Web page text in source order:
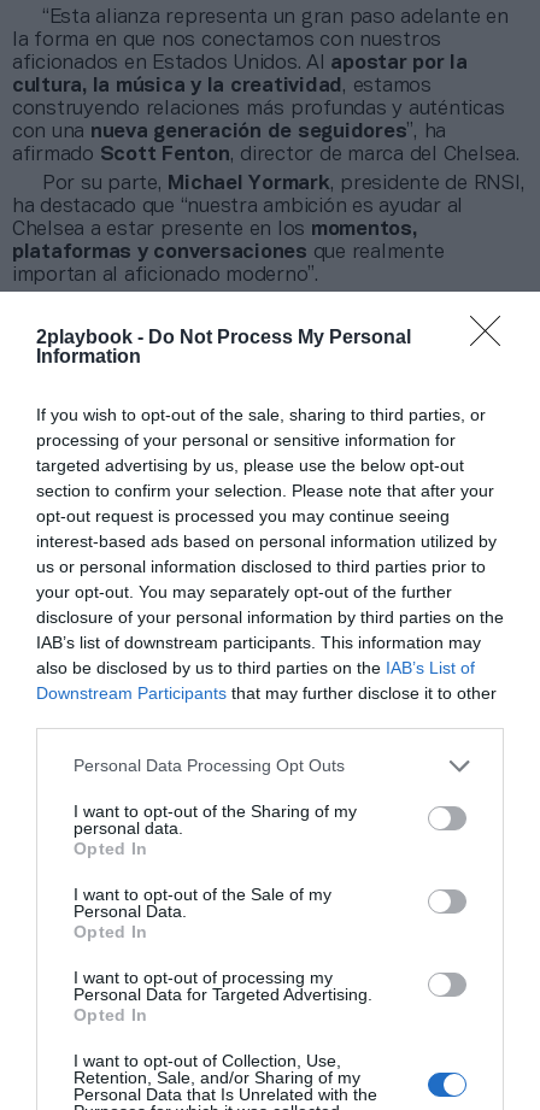
2playbook - Do Not Process My Personal
Information
If you wish to opt-out of the sale, sharing to third parties, or
processing of your personal or sensitive information for
targeted advertising by us, please use the below opt-out
section to confirm your selection. Please note that after your
opt-out request is processed you may continue seeing
interest-based ads based on personal information utilized by
us or personal information disclosed to third parties prior to
your opt-out. You may separately opt-out of the further
disclosure of your personal information by third parties on the
IAB’s list of downstream participants. This information may
also be disclosed by us to third parties on the IAB’s List of
Downstream Participants that may further disclose it to other
Personal Data Processing Opt Outs
I want to opt-out of the Sharing of my
personal data.
Opted In
I want to opt-out of the Sale of my
Personal Data.
Opted In
I want to opt-out of processing my
Personal Data for Targeted Advertising.
Opted In
I want to opt-out of Collection, Use,
Retention, Sale, and/or Sharing of my
Personal Data that Is Unrelated with the
Chelsea FC
“Esta alianza representa un gran paso adelante en
la forma en que nos conectamos con nuestros
aficionados en Estados Unidos. Al
apostar por la
cultura, la música y la creatividad , estamos
construyendo relaciones más profundas y auténticas
con una nueva generación de seguidores”, ha
afirmado Scott Fenton, director de marca del Chelsea.
Por su parte, Michael Yormark, presidente de RNSI,
ha destacado que “nuestra ambición es ayudar al
Chelsea a estar presente en los momentos,
plataformas y conversaciones que realmente
importan al aficionado moderno”.
¡Suscríbete a nuestro newsletter mensual de
mensual especializado en patrocinio. En él tomamos el
pulso al sector abordando el tema que ha marcado la
actualidad del sector, además de ofrecer un recap de los
principales contratos de patrocinio cerrados en España,
Europa y Norteamérica en los últimos 30 días.Aquí
puedes apuntarte gratis
Añadir2Playbookcomo fuente preferida de Google
de forma gratuita
Mantente informado con las últimas noticias de actualidad.
ACTIVAR AHORA
Compartir
Imprimir
2P